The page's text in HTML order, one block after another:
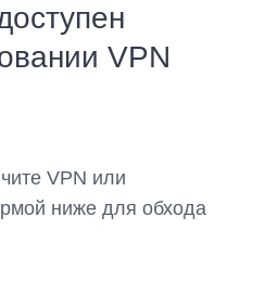
VPN
VPN или
ниже для обхода